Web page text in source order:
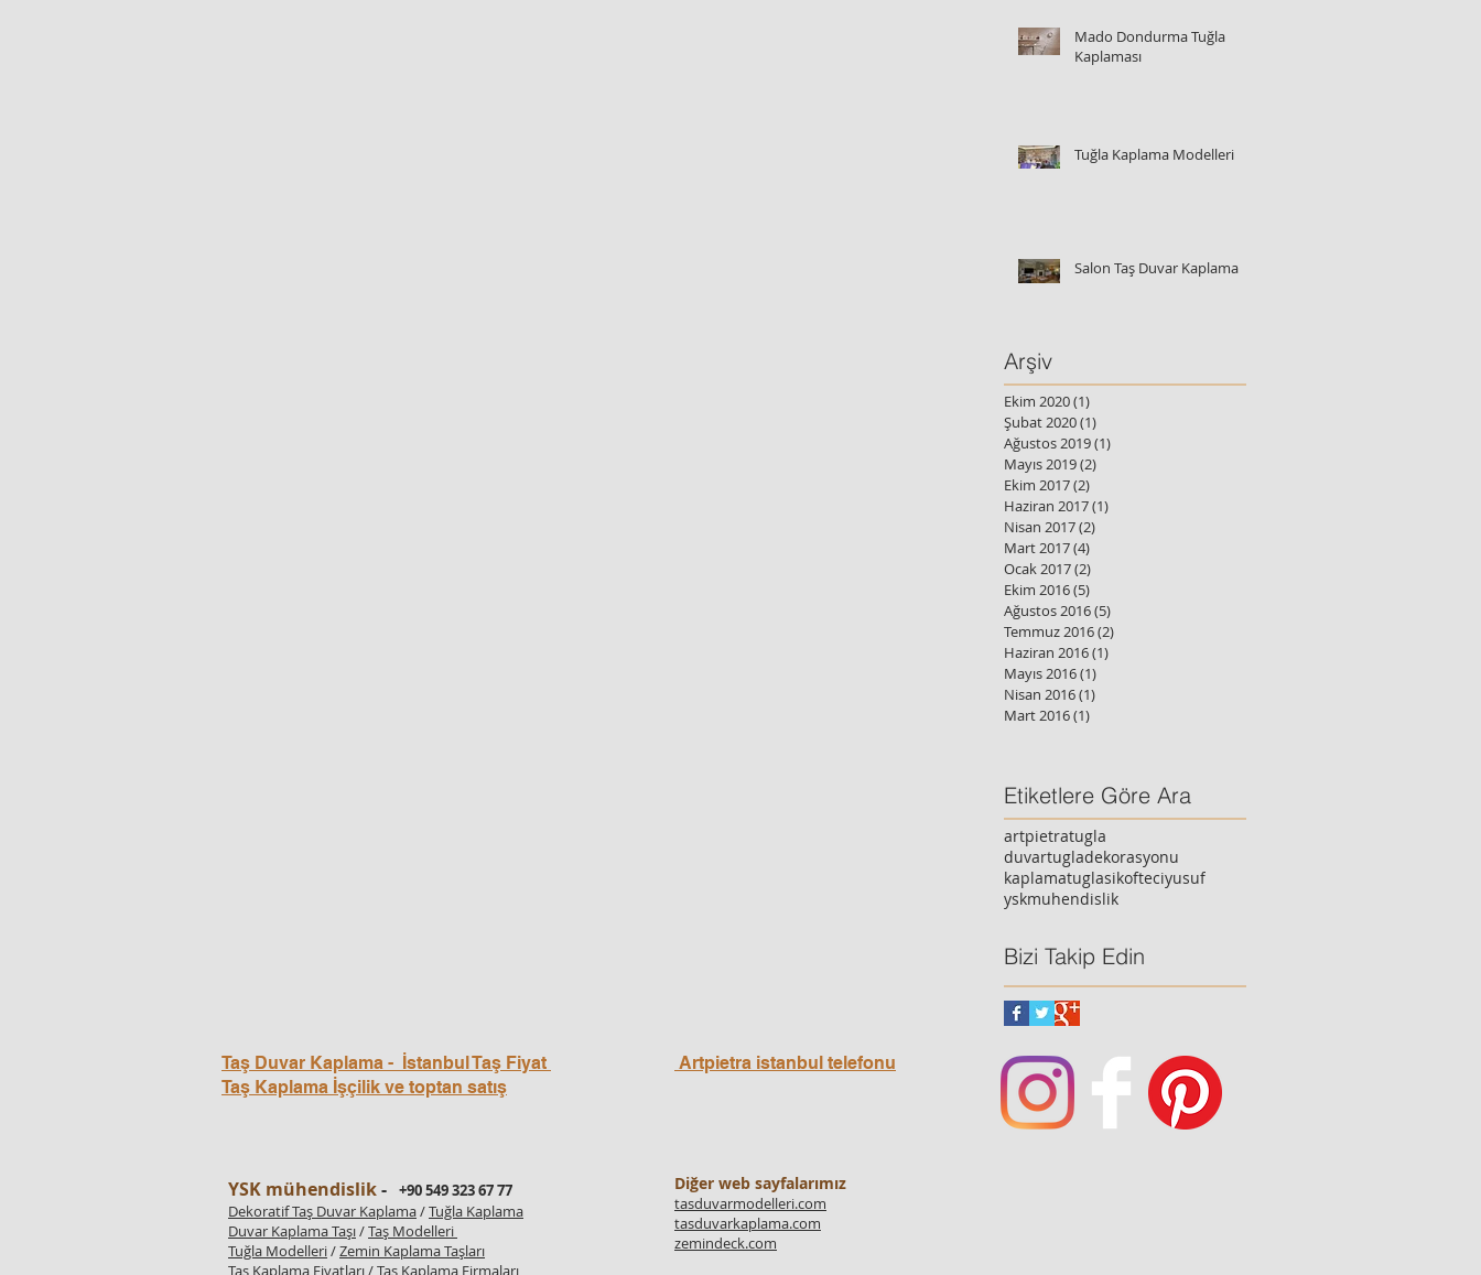
Mado Dondurma Tuğla
Kaplaması
Tuğla Kaplama Modelleri
Salon Taş Duvar Kaplama
Arşiv
Ekim 2020(1)
Şubat 2020(1)
Ağustos 2019(1)
Mayıs 2019(2)
Ekim 2017(2)
Haziran 2017(1)
Nisan 2017(2)
Mart 2017(4)
Ocak 2017(2)
Ekim 2016(5)
Ağustos 2016(5)
Temmuz 2016(2)
Haziran 2016(1)
Mayıs 2016(1)
Nisan 2016(1)
Mart 2016(1)
Etiketlere Göre Ara
artpietratugla
duvartugladekorasyonu
kaplamatuglasikofteciyusuf
yskmuhendislik
Bizi Takip Edin
Taş Duvar Kaplama - İstanbul Taş Fiyat
Taş Kaplama İşçilik ve toptan satış
Artpietra istanbul telefonu
YSK mühendislik-
+90 549 323 67 77
Dekoratif Taş Duvar Kaplama/Tuğla Kaplama
Duvar Kaplama Taşı/Taş Modelleri
Tuğla Modelleri/Zemin Kaplama Taşları
Taş Kaplama Fiyatları/Taş Kaplama Firmaları
Diğer web sayfalarımız
tasduvarmodelleri.com
tasduvarkaplama.com
zemindeck.com